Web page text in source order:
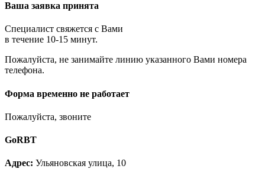
Красногорск
Краснознаменск
Кубинка
Ликино-Дулёво
Лобня
Луховицы
Люберцы
Малаховка
Можайск
Москва и МО
Наро-Фоминск
Ваша заявка принята
Специалист свяжется с Вами
в течение 10-15 минут.
Пожалуйста, не занимайте линию указанного Вами номера
телефона.
Форма временно не работает
Пожалуйста, звоните
GoRBT
Адрес: Ульяновская улица, 10